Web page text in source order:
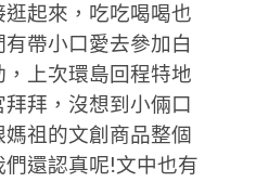
起來，吃吃喝喝也
帶小口愛去參加白
上次環島回程特地
拜，沒想到小倆口
祖的文創商品整個
還認真呢!文中也有